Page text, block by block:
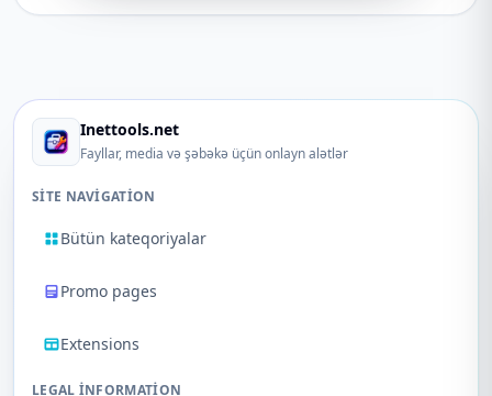
Inettools.net
Fayllar, media və şəbəkə üçün onlayn alətlər
SITE NAVIGATION
Bütün kateqoriyalar
Promo pages
Extensions
LEGAL INFORMATION